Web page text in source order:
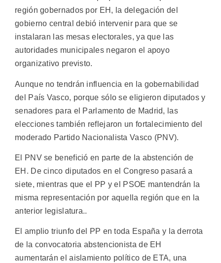
región gobernados por EH, la delegación del
gobierno central debió intervenir para que se
instalaran las mesas electorales, ya que las
autoridades municipales negaron el apoyo
organizativo previsto.
Aunque no tendrán influencia en la gobernabilidad
del País Vasco, porque sólo se eligieron diputados y
senadores para el Parlamento de Madrid, las
elecciones también reflejaron un fortalecimiento del
moderado Partido Nacionalista Vasco (PNV).
El PNV se benefició en parte de la abstención de
EH. De cinco diputados en el Congreso pasará a
siete, mientras que el PP y el PSOE mantendrán la
misma representación por aquella región que en la
anterior legislatura..
El amplio triunfo del PP en toda España y la derrota
de la convocatoria abstencionista de EH
aumentarán el aislamiento político de ETA, una